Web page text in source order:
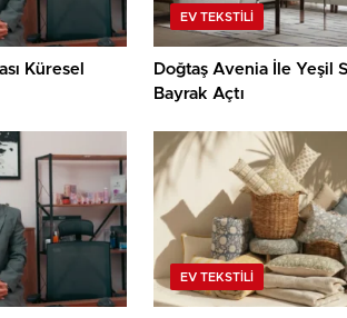
Küresel
EV TEKSTILI
Doğtaş Avenia İle Yeşil
Bayrak Açtı
EV TEKSTILI